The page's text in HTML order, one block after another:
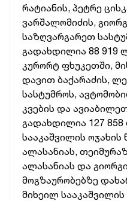
რატიანის, პეტრე
ვარშალომიძის,
საზღვარგარეთ
გადახდილია 88 919
კურორტ ფხუკეთში,
დავით ბაქარაძის,
სასტუმროს,
კვების და
გადახდილია 127
სააკაშვილის ოჯახის
ალასანიას,
ალასანიას და
მოგზაურობებზე
მიხეილ